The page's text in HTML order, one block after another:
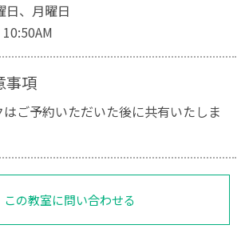
日、月曜日
事項
ご予約いただいた後に共有いたしま
この教室に問い合わせる